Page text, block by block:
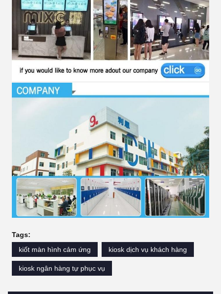
Tags:
kiốt màn hình cảm ứng
kiosk dịch vụ khách hàng
kiosk ngân hàng tự phục vụ